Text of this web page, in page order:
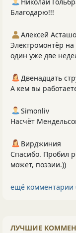
Благодарю!!!
Алексей
Электромонтёр
один уже две
Двенадцать
А кем вы
Simonliv
Насчёт
Вирджиния
Спасибо. Пробил
может, поэзии.))
ещё
ЛУЧШИЕ